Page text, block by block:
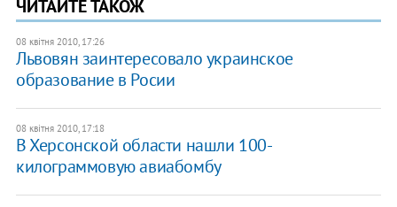
ЧИТАЙТЕ ТАКОЖ
08 квітня 2010, 17:26
Львовян заинтересовало украинское
образование в Росии
08 квітня 2010, 17:18
В Херсонской области нашли 100-
килограммовую авиабомбу